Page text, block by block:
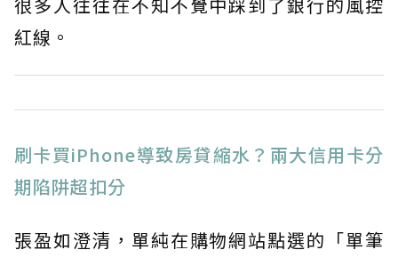
紅線。
刷卡買iPhone導致房貸縮水？兩大信用卡分
期陷阱超扣分
張盈如澄清，單純在購物網站點選的「單筆